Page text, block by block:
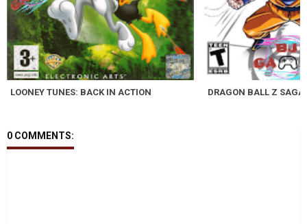
LOONEY TUNES: BACK IN ACTION DRAGON BALL Z
0 COMMENTS: